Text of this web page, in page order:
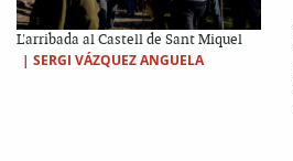
L'arribada al Castell de Sant Miquel
| SERGI VÁZQUEZ ANGUELA